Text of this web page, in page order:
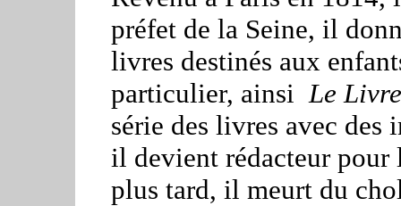
préfet de la Seine, il
livres destinés aux
particulier, ainsiLe
série des livres avec des
il devient rédacteur
plus tard, il meurt du